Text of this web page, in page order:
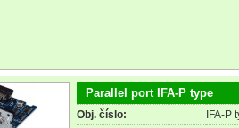
Parallel port IFA-P type
Obj. číslo:
IFA-P